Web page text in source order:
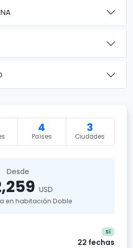
4
Países
3
Ciudades
Desde
USD
en habitación Doble
Sí
22 fechas